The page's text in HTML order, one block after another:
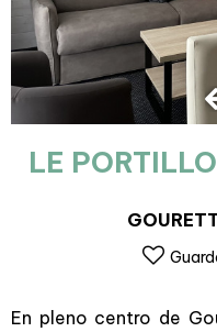
LE
En pleno centro de